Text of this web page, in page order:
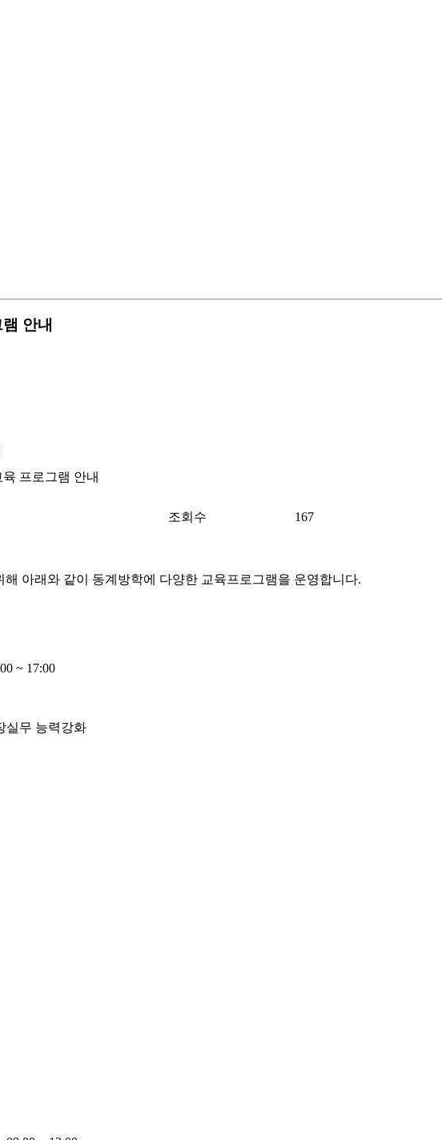
안내
프로그램 안내
조회수 167
아래와 같이 동계방학에 다양한 교육프로그램을 운영합니다.
~ 17:00
실무 능력강화